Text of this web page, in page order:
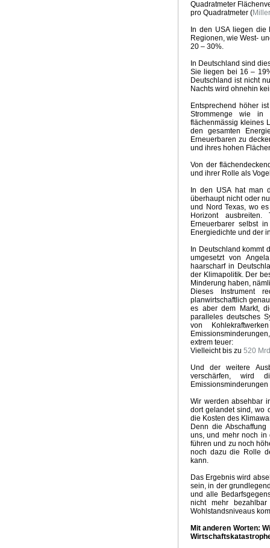
Quadratmeter
pro Quadratmeter (
In den USA liegen die
Regionen, wie West-
20 – 30%.
In Deutschland sind
Sie liegen bei 16 –
Deutschland ist nicht
Nachts wird ohnehin
Entsprechend höher
Strommenge wie in
flächenmässig kleines
den gesamten
Erneuerbaren zu
und ihres hohen
Von der
und ihrer Rolle als
In den USA hat man
überhaupt nicht oder
und Nord Texas, wo
Horizont ausbreiten.
Erneuerbarer selbst
Energiedichte und der
In Deutschland kommt
umgesetzt von
haarscharf in
der Klimapolitik. Der
Minderung haben,
Dieses Instrument
planwirtschaftlich
es aber dem Markt,
paralleles deutsches
von
extrem teuer:
Vielleicht bis zu 520
Und der weitere
verschärfen, wird
Emissionsminderungen
Wir werden absehbar
dort gelandet sind, wo
die Kosten des
Denn die
uns, und mehr noch
führen und zu noch
noch dazu die Rolle
kann.
Das Ergebnis wird
sein, in der
und alle
nicht mehr
Wohlstandsniveaus
Mit anderen Worten: